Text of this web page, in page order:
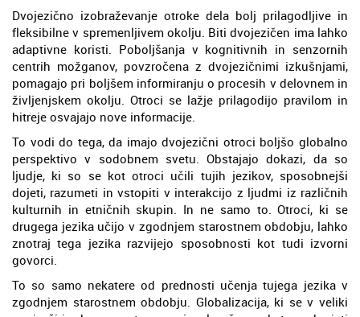
Dvojezično izobraževanje otroke dela bolj prilagodljive in
fleksibilne v spremenljivem okolju. Biti dvojezičen ima lahko
adaptivne koristi. Poboljšanja v kognitivnih in senzornih
centrih možganov, povzročena z dvojezičnimi izkušnjami,
pomagajo pri boljšem informiranju o procesih v delovnem in
življenjskem okolju. Otroci se lažje prilagodijo pravilom in
hitreje osvajajo nove informacije.
To vodi do tega, da imajo dvojezični otroci boljšo globalno
perspektivo v sodobnem svetu. Obstajajo dokazi, da so
ljudje, ki so se kot otroci učili tujih jezikov, sposobnejši
dojeti, razumeti in vstopiti v interakcijo z ljudmi iz različnih
kulturnih in etničnih skupin. In ne samo to. Otroci, ki se
drugega jezika učijo v zgodnjem starostnem obdobju, lahko
znotraj tega jezika razvijejo sposobnosti kot tudi izvorni
govorci.
To so samo nekatere od prednosti učenja tujega jezika v
zgodnjem starostnem obdobju. Globalizacija, ki se v veliki